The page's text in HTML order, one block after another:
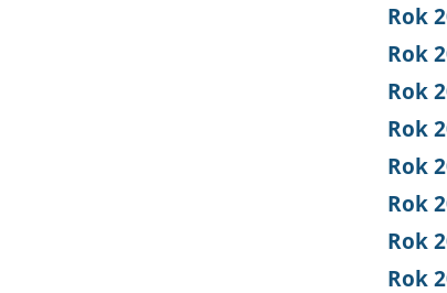
Rok
Rok
Rok
Rok
Rok
Rok
Rok
Rok